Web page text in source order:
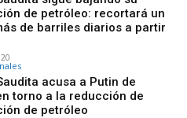
de petróleo: recortará un
de barriles diarios a partir
acusa a Putin de
torno a la reducción de
de petróleo